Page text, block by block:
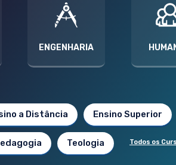
ENGENHARIA
a Distância Ensino Superior
Teologia Todos os